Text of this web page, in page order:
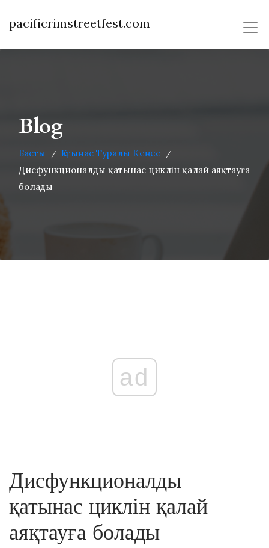
pacificrimstreetfest.com
Blog
Басты / Қатынас Туралы Кеңес /
Дисфункционалды қатынас циклін қалай аяқтауға
болады
ad
Дисфункционалды
қатынас циклін қалай
аяқтауға болады